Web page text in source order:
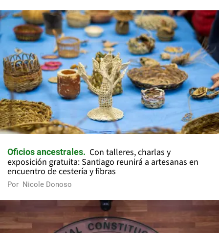
Oficios ancestrales
Con talleres, charlas y
exposición gratuita: Santiago reunirá a artesanas en
encuentro de cestería y fibras
Por Nicole Donoso